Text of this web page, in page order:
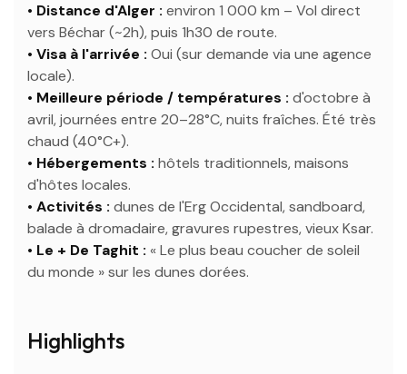
• Distance d'Alger : environ 1 000 km – Vol direct
vers Béchar (~2h), puis 1h30 de route.
• Visa à l'arrivée : Oui (sur demande via une agence
locale).
• Meilleure période / températures : d'octobre à
avril, journées entre 20–28°C, nuits fraîches. Été très
chaud (40°C+).
• Hébergements : hôtels traditionnels, maisons
d'hôtes locales.
• Activités : dunes de l'Erg Occidental, sandboard,
balade à dromadaire, gravures rupestres, vieux Ksar.
• Le + De Taghit : « Le plus beau coucher de soleil
du monde » sur les dunes dorées.
Highlights